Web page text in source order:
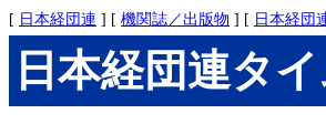
[ 日本経団連 ] [ 機関誌／出版物 ] [ 日本経団
日本経団連タ